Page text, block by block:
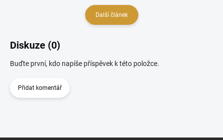
Další článek
Diskuze (0)
Buďte první, kdo napíše příspěvek k této položce.
Přidat komentář